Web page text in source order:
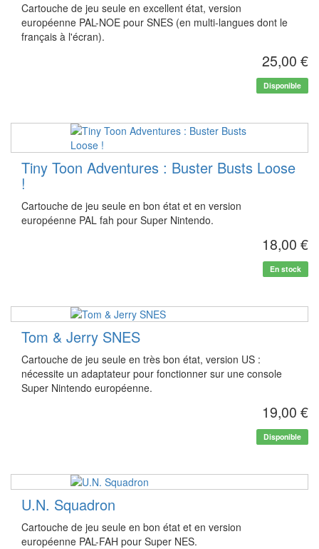
Cartouche de jeu seule en excellent état, version
européenne PAL-NOE pour SNES (en multi-langues dont le
français à l'écran).
25,00 €
Disponible
Tiny Toon Adventures : Buster Busts Loose
!
Cartouche de jeu seule en bon état et en version
européenne PAL fah pour Super Nintendo.
18,00 €
En stock
Tom & Jerry SNES
Cartouche de jeu seule en très bon état, version US :
nécessite un adaptateur pour fonctionner sur une console
Super Nintendo européenne.
19,00 €
Disponible
U.N. Squadron
Cartouche de jeu seule en bon état et en version
européenne PAL-FAH pour Super NES.